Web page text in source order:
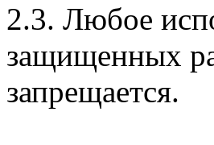
2.3. Любое
защищенных
запрещается.